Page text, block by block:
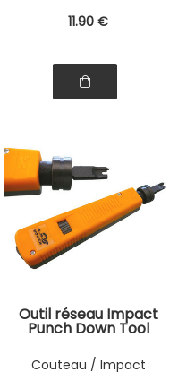
11.90 €
Outil réseau Impact
Punch Down Tool
110 / 88 - PRESSION
Couteau / Impact